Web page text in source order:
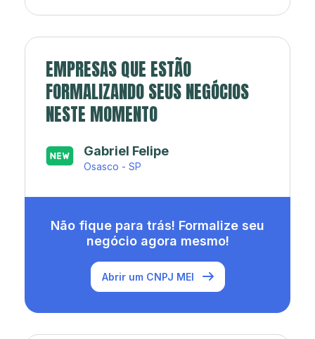
EMPRESAS QUE ESTÃO
FORMALIZANDO SEUS NEGÓCIOS
NESTE MOMENTO
Japa’s açaí e sorveteria
Rio de Janeiro - RJ
Não fique para trás! Formalize seu
negócio agora mesmo!
Abrir um CNPJ MEI